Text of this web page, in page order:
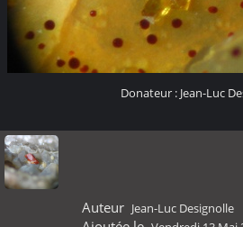
Donateur : Jean-Luc
Auteur Jean-Luc Designolle